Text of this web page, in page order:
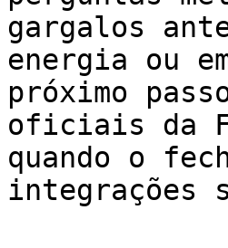
gargalos
energia ou
próximo
oficiais da
quando o
integrações